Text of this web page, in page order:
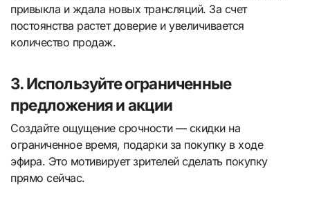
привыкла и ждала новых трансляций. За счет
постоянства растет доверие и увеличивается
количество продаж.
3. Используйте ограниченные
предложения и акции
Создайте ощущение срочности — скидки на
ограниченное время, подарки за покупку в ходе
эфира. Это мотивирует зрителей сделать покупку
прямо сейчас.